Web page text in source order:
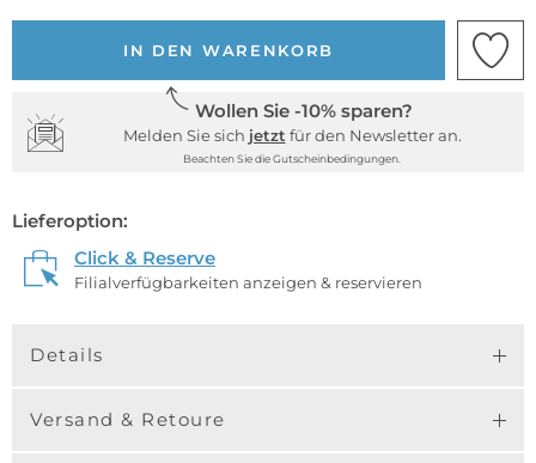
IN DEN WARENKORB
Wollen Sie -10% sparen?
Melden Sie sich jetzt für den Newsletter an.
Beachten Sie die Gutscheinbedingungen.
Lieferoption:
Click & Reserve
Filialverfügbarkeiten anzeigen & reservieren
Details
Versand & Retoure